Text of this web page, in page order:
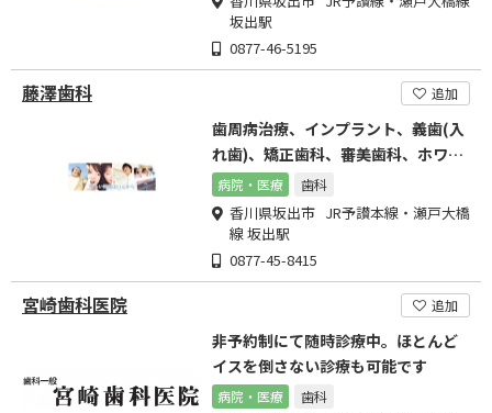
坂出駅
0877-46-5195
藤澤歯科 追加
歯周病治療、インプラント、義歯(入
れ歯)、矯正歯科、審美歯科、ホワイ
トニング
病院・医療 歯科
香川県坂出市 JR予讃本線・瀬戸大橋
線 坂出駅
0877-45-8415
宮崎歯科医院 追加
非予約制にて随時診療中。ほとんど
イスを倒さない診療も可能です
病院・医療 歯科